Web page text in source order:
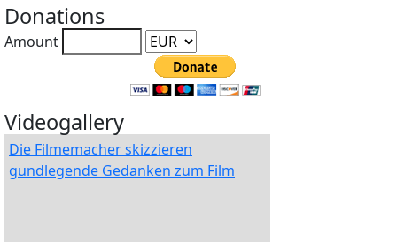
Donations
Amount
Videogallery
Die Filmemacher skizzieren
gundlegende Gedanken zum Film